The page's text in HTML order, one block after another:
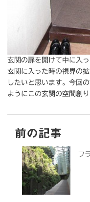
玄関の扉を開けて中に入
玄関に入った時の視界の
したいと思います。今回
ようにこの玄関の空間創
前の記事
フ